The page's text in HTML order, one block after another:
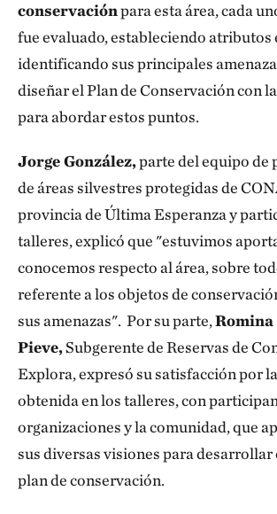
conservaciónpara esta área, cada
fue evaluado, estableciendo atributos
identificando sus principales
diseñar el Plan de Conservación con
para abordar estos puntos.
Jorge González,parte del equipo de
de áreas silvestres protegidas de
provincia de Última Esperanza y
talleres, explicó que "estuvimos
conocemos respecto al área, sobre
referente a los objetos de
sus amenazas". Por su parte,Romina
Pieve,Subgerente de Reservas de
Explora, expresó su satisfacción por
obtenida en los talleres, con
organizaciones y la comunidad, que
sus diversas visiones para desarrollar
plan de conservación.